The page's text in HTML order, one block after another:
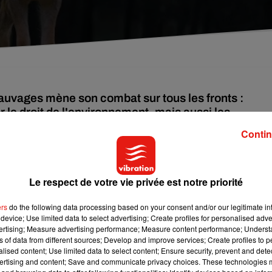
mène son combat sur tous les fronts :
le droit de l'environnement, mais aussi les
ASPAS, qui agit pour la protection de la faune et de la flore,
du patrimoine naturel, achète des terrains qu’elle laisse
pour que la nature y reprenne ses droits.
aucun fond public. Seuls les dons de ses adhérents et
propices au développement de la faune et la flore sauvages :
Le respect de votre vie privée est notre priorité
do the following data processing based on your consent and/or our legitimate
Use limited data to select advertising; Create profiles for personalised
Measure advertising performance; Measure content performance;
of data from different sources; Develop and improve services; Create profiles to
content; Use limited data to select content; Ensure security, prevent and
and content; Save and communicate privacy choices. These technologies